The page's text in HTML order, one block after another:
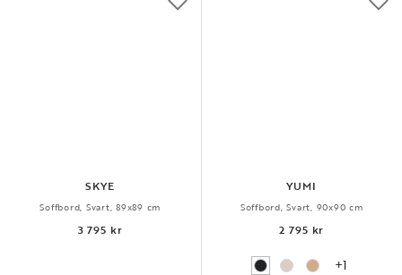
SKYE
Soffbord, Svart, 89x89 cm
3 795 kr
YUMI
Soffbord, Svart, 90x90 cm
2 795 kr
+1